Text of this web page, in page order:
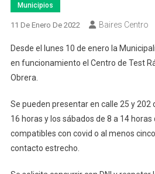
Municipios
11 De Enero De 2022 Baires Centro
Desde el lunes 10 de enero la
en funcionamiento el Centro de Test
Obrera.
Se pueden presentar en calle 25 y 202
16 horas y los sábados de 8 a 14
compatibles con covid o al menos
contacto estrecho.